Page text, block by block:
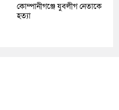
কোম্পানীগঞ্জে যুবলীগ নেতাকে
হত্যা